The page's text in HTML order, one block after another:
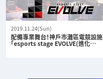
2019.11.24(Sun)
配備專業舞台！神戶市灘區電競設施
「esports stage EVOLVE(進化…